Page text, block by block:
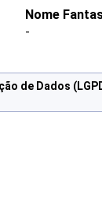
Nome
-
de Dados